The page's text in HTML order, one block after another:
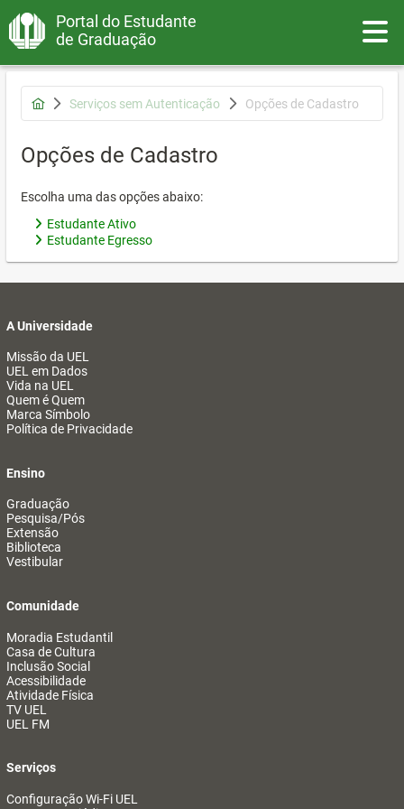
Portal do Estudante
de Graduação
Serviços sem Autenticação Opções de Cadastro
Opções de Cadastro
Escolha uma das opções abaixo:
Estudante Ativo
Estudante Egresso
A Universidade
Missão da UEL
UEL em Dados
Vida na UEL
Quem é Quem
Marca Símbolo
Política de Privacidade
Ensino
Graduação
Pesquisa/Pós
Extensão
Biblioteca
Vestibular
Comunidade
Moradia Estudantil
Casa de Cultura
Inclusão Social
Acessibilidade
Atividade Física
TV UEL
UEL FM
Serviços
Configuração Wi-Fi UEL